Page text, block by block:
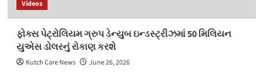
Videos
ફોક્સ પેટ્રોલિયમ ગ્રુપ ડેન્યુબ ઇન્ડસ્ટ્રીઝમાં 50 મિલિયન
યુએસ ડોલરનું રોકાણ કરશે
Kutch Care News June 26, 2026